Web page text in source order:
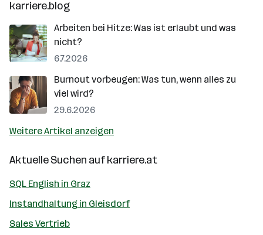
karriere.blog
Arbeiten bei Hitze: Was ist erlaubt und was
nicht?
6.7.2026
Burnout vorbeugen: Was tun, wenn alles zu
viel wird?
29.6.2026
Weitere Artikel anzeigen
Aktuelle Suchen aufkarriere.at
SQL English in Graz
Instandhaltung in Gleisdorf
Sales Vertrieb